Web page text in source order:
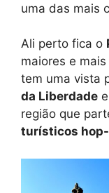
uma das mais
Ali perto fica o
maiores e
tem uma vista
da Liberdade
região que
turísticos